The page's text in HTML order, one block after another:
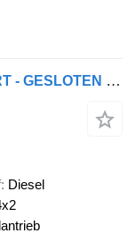
Renault Master 150.35 L3H2 - V-29-JRT - GESLOTEN - METALLIC GRIJS - EURO
Diesel